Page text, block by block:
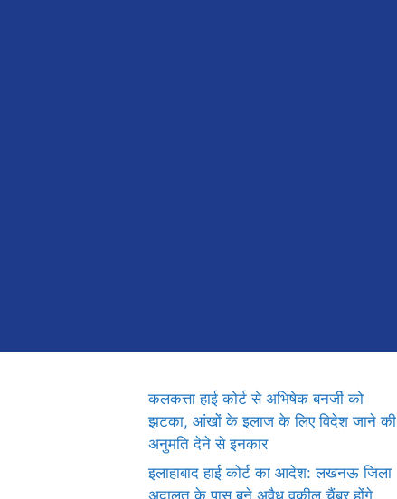
कलकत्ता हाई कोर्ट से अभिषेक बनर्जी को
झटका, आंखों के इलाज के लिए विदेश जाने की
अनुमति देने से इनकार
इलाहाबाद हाई कोर्ट का आदेश: लखनऊ जिला